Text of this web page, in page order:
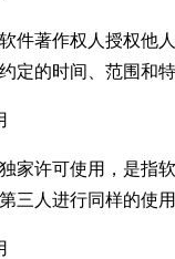
件著作权人授权他
定的时间、范围和
家许可使用，是指
三人进行同样的使用